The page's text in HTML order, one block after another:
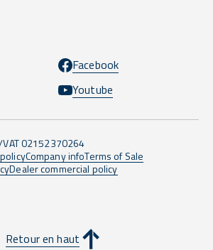
Facebook
Youtube
VAT 02152370264
Company infoTerms of Sale
Dealer commercial policy
Retour en haut